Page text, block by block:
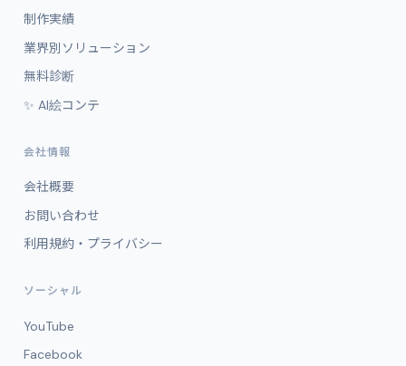
制作実績
業界別ソリューション
無料診断
✨ AI絵コンテ
会社情報
会社概要
お問い合わせ
利用規約・プライバシー
ソーシャル
YouTube
Facebook